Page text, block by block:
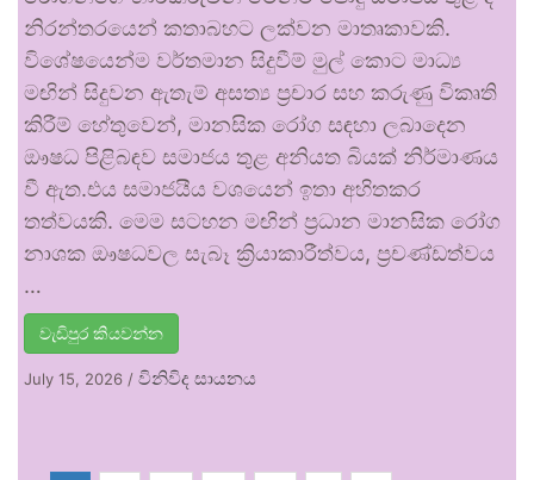
නිරන්තරයෙන් කතාබහට ලක්වන මාතෘකාවකි.
විශේෂයෙන්ම වර්තමාන සිදුවීම් මුල් කොට මාධ්‍ය
මඟින් සිදුවන ඇතැම් අසත්‍ය ප්‍රචාර සහ කරුණු විකෘති
කිරීම් හේතුවෙන්, මානසික රෝග සඳහා ලබාදෙන
ඖෂධ පිළිබඳව සමාජය තුළ අනියත බියක් නිර්මාණය
වී ඇත.එය සමාජයීය වශයෙන් ඉතා අහිතකර
තත්වයකි. මෙම සටහන මඟින් ප්‍රධාන මානසික රෝග
නාශක ඖෂධවල සැබෑ ක්‍රියාකාරීත්වය, ප්‍රචණ්ඩත්වය
…
වැඩිපුර කියවන්න
July 15, 2026 / විනිවිද සායනය